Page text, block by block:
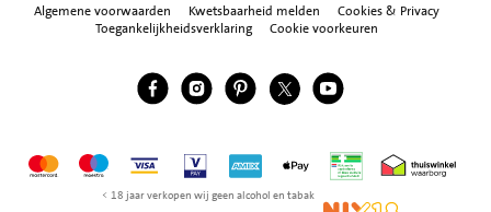
Algemene voorwaarden Kwetsbaarheid melden
Cookies & Privacy
Toegankelijkheidsverklaring
Cookie voorkeuren
Volg ons
Jumbo Facebook
Jumbo Instagram
Jumbo Pinterest
Jumbo Twitter
Jumbo YouTube
MastercardMaestroVisa Vpay American Express
Apple Pay Thuiswinkel
< 18 jaar verkopen wij geen alcohol en tabak NIX18